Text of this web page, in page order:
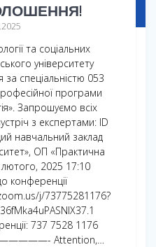
та соціальних
університету
за спеціальністю 053
програми
Запрошуємо всіх
з експертами: ID
навчальний заклад
ОП «Практична
лютого, 2025 17:10
конференції
j/73775281176?
737 7528 1176
Attention,…